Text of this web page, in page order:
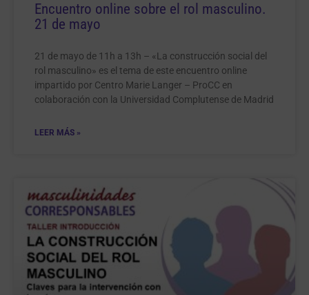
Encuentro online sobre el rol masculino.
21 de mayo
21 de mayo de 11h a 13h – «La construcción social del
rol masculino» es el tema de este encuentro online
impartido por Centro Marie Langer – ProCC en
colaboración con la Universidad Complutense de Madrid
LEER MÁS »